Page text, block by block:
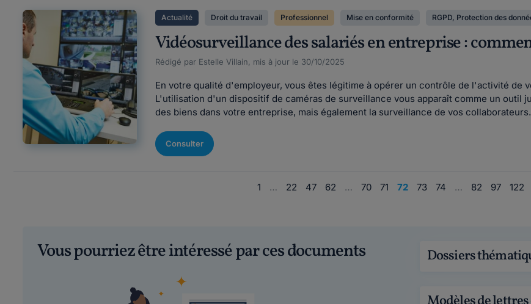
Actualité Droit du travail Professionnel Mise en conformité RGPD, Protection des
Vidéosurveillance des salariés en entreprise :
Rédigé par Estelle Villain, mis à jour le 30/10/2025
En votre qualité d'employeur, vous êtes légitime à opérer un contrôle de l'activité de
L'utilisation d'un dispositif de caméras de surveillance vous apparaît comme un
des biens dans votre entreprise, mais également la surveillance de vos
Consulter
1 … 22 47 62 … 70 71 72 73 74 … 82 97 122
Vous pourriez être intéressé par ces documents Dossiers